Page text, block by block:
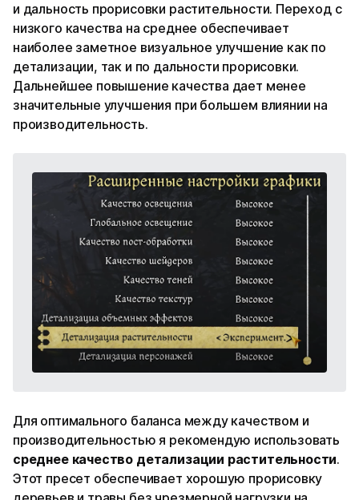
и дальность прорисовки растительности. Переход с
низкого качества на среднее обеспечивает
наиболее заметное визуальное улучшение как по
детализации, так и по дальности прорисовки.
Дальнейшее повышение качества дает менее
значительные улучшения при большем влиянии на
производительность.
Для оптимального баланса между качеством и
производительностью я рекомендую использовать
среднее качество детализации растительности.
Этот пресет обеспечивает хорошую прорисовку